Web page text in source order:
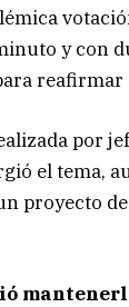
y con
reafirmar
por
el tema,
proyecto